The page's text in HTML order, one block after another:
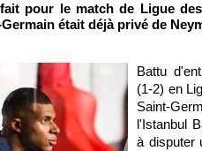
pour le match de Ligue
était déjà privé de
Battu
(1-2) en
Saint-
l'Istanbul
à disputer